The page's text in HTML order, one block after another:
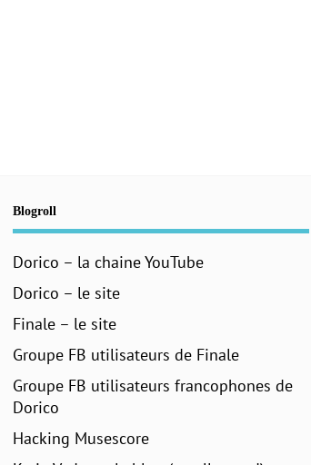
Blogroll
Dorico – la chaine YouTube
Dorico – le site
Finale – le site
Groupe FB utilisateurs de Finale
Groupe FB utilisateurs francophones de
Dorico
Hacking Musescore